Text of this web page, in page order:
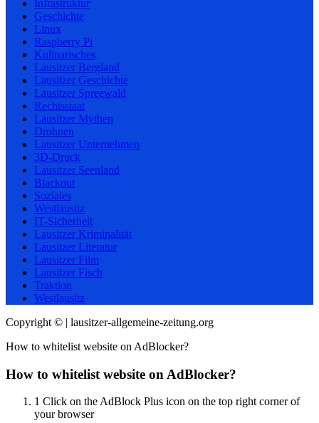
Infrastruktur
Geschichte
Linux
Raspberry Pi
Kulinarisches
Lausitzer Bergland
Lausitzer Geschichte
Lausitzer Spreewald
Rechtsstaat
Lausitzer Mythen
Drohnen
Lausitzer Unternehmen
3D-Druck
Lausitzer Seenland
Blackout
Soziales
Westlausitz
IT-Sicherheit
Lausitzer Kriminalität
Lausitzer Literatur
Lausitzer Film
Lausitzer Fisch
Traktion
Westlausitz
Copyright © | lausitzer-allgemeine-zeitung.org
How to whitelist website on AdBlocker?
How to whitelist website on AdBlocker?
1 Click on the AdBlock Plus icon on the top right corner of
your browser